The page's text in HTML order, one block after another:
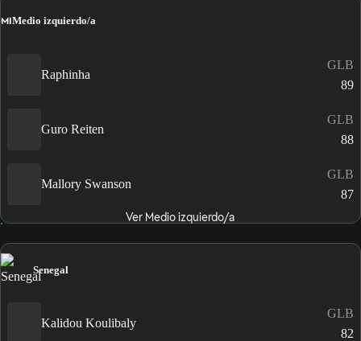
MIMedio izquierdo/a
Raphinha
GLB
89
Guro Reiten
GLB
88
Mallory Swanson
GLB
87
Ver Medio izquierdo/a
Senegal
Kalidou Koulibaly
GLB
82